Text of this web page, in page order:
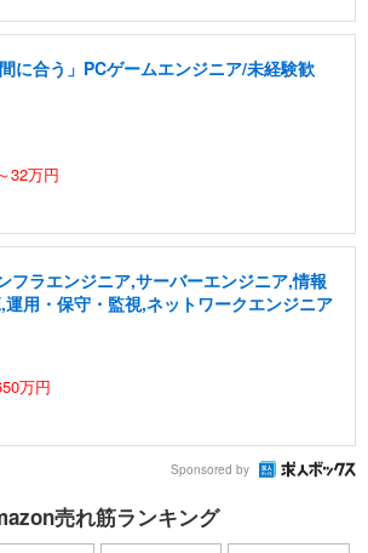
に合う」PCゲームエンジニア/未経験歓
32万円
フラエンジニア,サーバーエンジニア,情報
運用・保守・監視,ネットワークエンジニア
万円
Sponsored by
売れ筋ランキング